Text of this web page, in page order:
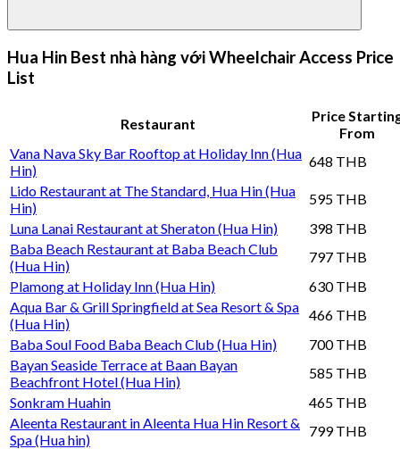
Hua Hin Best nhà hàng với Wheelchair Access Price
List
Restaurant
Price
From
Vana Nava Sky Bar Rooftop at Holiday Inn (Hua
Hin)
648 THB
Lido Restaurant at The Standard, Hua Hin (Hua
Hin)
595 THB
Luna Lanai Restaurant at Sheraton (Hua Hin)
398 THB
Baba Beach Restaurant at Baba Beach Club
(Hua Hin)
797 THB
Plamong at Holiday Inn (Hua Hin)
630 THB
Aqua Bar & Grill Springfield at Sea Resort & Spa
(Hua Hin)
466 THB
Baba Soul Food Baba Beach Club (Hua Hin)
700 THB
Bayan Seaside Terrace at Baan Bayan
Beachfront Hotel (Hua Hin)
585 THB
Sonkram Huahin
465 THB
Aleenta Restaurant in Aleenta Hua Hin Resort &
Spa (Hua hin)
799 THB